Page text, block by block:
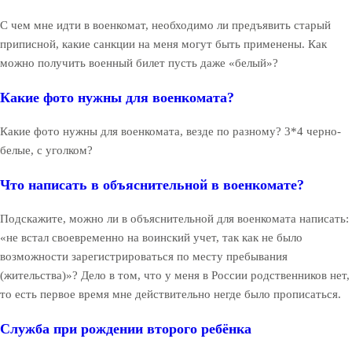
С чем мне идти в военкомат, необходимо ли предъявить старый
приписной, какие санкции на меня могут быть применены. Как
можно получить военный билет пусть даже «белый»?
Какие фото нужны для военкомата?
Какие фото нужны для военкомата, везде по разному? 3*4 черно-
белые, с уголком?
Что написать в объяснительной в военкомате?
Подскажите, можно ли в объяснительной для военкомата написать:
«не встал своевременно на воинский учет, так как не было
возможности зарегистрироваться по месту пребывания
(жительства)»? Дело в том, что у меня в России родственников нет,
то есть первое время мне действительно негде было прописаться.
Служба при рождении второго ребёнка